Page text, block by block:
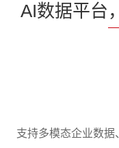
AI数据平台
支持多模态企业数